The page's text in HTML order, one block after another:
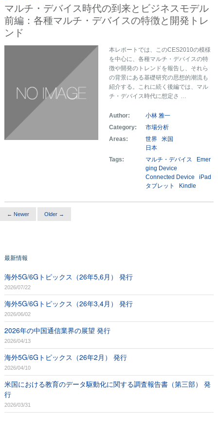
マルチ・デバイス時代の到来とビジネスモデル
前編：各種マルチ・デバイスの特徴と開発トレ
ンド
本レポートでは、このCES2010の模様
を中心に、各種マルチ・デバイスの特
徴や開発のトレンドを報告し、それら
の背景にある基礎研究の思想的潮流も
紹介する。これに続く後編では、マル
チ・デバイス時代に想定さ …
Author:
小林 雅一
Category:
市場分析
Areas:
世界
米国
日本
Tags:
マルチ・デバイス
Emer
ging Device
Connected Device
iPad
タブレット
Kindle
← Newer Older →
最新情報
海外5G/6Gトピックス（26年5,6月） 発行
2026/07/22
海外5G/6Gトピックス（26年3,4月） 発行
2026/06/02
2026年の中国通信業界の展望 発行
2026/04/13
海外5G/6Gトピックス（26年2月） 発行
2026/04/10
米国における教育のデータ駆動化に関する調査報告書（第三部） 発
行
2026/03/31